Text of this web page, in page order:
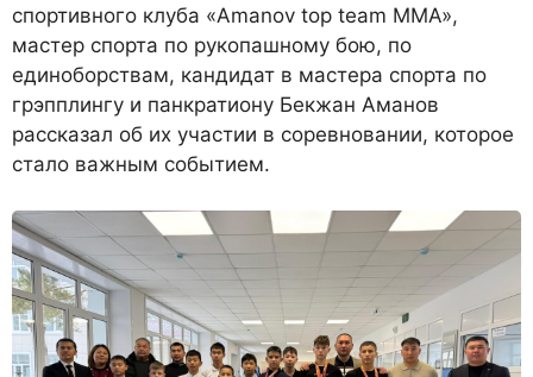
спортивного клуба «Amanov top team MMA»,
мастер спорта по рукопашному бою, по
единоборствам, кандидат в мастера спорта по
грэпплингу и панкратиону Бекжан Аманов
рассказал об их участии в соревновании, которое
стало важным событием.